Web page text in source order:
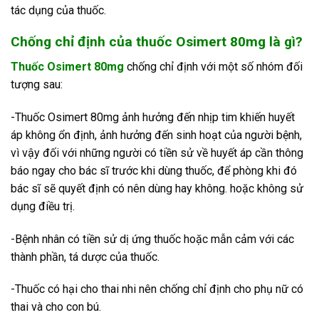
tác dụng của thuốc.
Chống chỉ định của thuốc Osimert 80mg là gì?
Thuốc Osimert 80mg chống chỉ định với một số nhóm đối
tượng sau:
-Thuốc Osimert 80mg ảnh hưởng đến nhịp tim khiến huyết
áp không ổn định, ảnh hưởng đến sinh hoạt của người bệnh,
vì vậy đối với những người có tiền sử về huyết áp cần thông
báo ngay cho bác sĩ trước khi dùng thuốc, để phòng khi đó
bác sĩ sẽ quyết định có nên dùng hay không. hoặc không sử
dụng điều trị.
-Bệnh nhân có tiền sử dị ứng thuốc hoặc mẫn cảm với các
thành phần, tá dược của thuốc.
-Thuốc có hại cho thai nhi nên chống chỉ định cho phụ nữ có
thai và cho con bú.